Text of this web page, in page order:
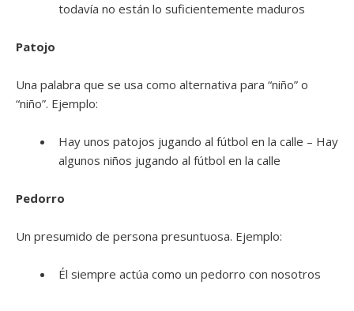
todavía no están lo suficientemente maduros
Patojo
Una palabra que se usa como alternativa para “niño” o
“niño”. Ejemplo:
Hay unos patojos jugando al fútbol en la calle – Hay
algunos niños jugando al fútbol en la calle
Pedorro
Un presumido de persona presuntuosa. Ejemplo:
Él siempre actúa como un pedorro con nosotros